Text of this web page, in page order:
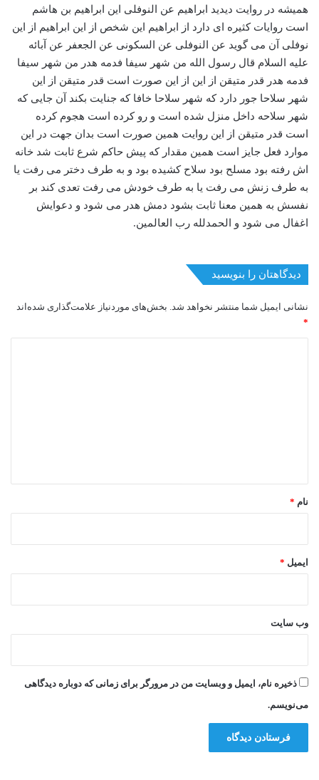
همیشه در روایت دیدید ابراهیم عن النوفلی این ابراهیم بن هاشم
است روایات کثیره ای دارد از ابراهیم این شخص از این ابراهیم از این
نوفلی آن می گوید عن النوفلی عن السکونی عن الجعفر عن آبائه
علیه السلام قال رسول الله من شهر سیفا فدمه هدر من شهر سیفا
فدمه هدر قدر متیقن از این از این صورت است قدر متیقن از این
شهر سلاحا جور دارد که شهر سلاحا خافا که جنایت بکند آن جایی که
شهر سلاحه داخل منزل شده است و رو کرده است هجوم کرده
است قدر متیقن از این روایت همین صورت است بدان جهت در این
موارد فعل جایز است همین مقدار که پیش حاکم شرع ثابت شد خانه
اش رفته بود مسلح بود سلاح کشیده بود و به طرف دختر می رفت یا
به طرف زنش می رفت یا به طرف خودش می رفت تعدی کند بر
نفسش به همین معنا ثابت بشود دمش هدر می شود و دعوایش
اغفال می شود و الحمدلله رب العالمین.
دیدگاهتان را بنویسید
نشانی ایمیل شما منتشر نخواهد شد. بخش‌های موردنیاز علامت‌گذاری شده‌اند
*
نام *
ایمیل *
وب‌ سایت
ذخیره نام، ایمیل و وبسایت من در مرورگر برای زمانی که دوباره دیدگاهی
می‌نویسم.